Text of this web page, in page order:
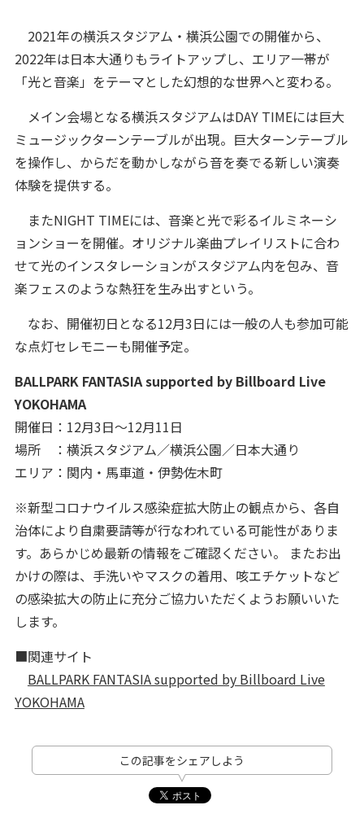
2021年の横浜スタジアム・横浜公園での開催から、
2022年は日本大通りもライトアップし、エリア一帯が
「光と音楽」をテーマとした幻想的な世界へと変わる。
メイン会場となる横浜スタジアムはDAY TIMEには巨大
ミュージックターンテーブルが出現。巨大ターンテーブル
を操作し、からだを動かしながら音を奏でる新しい演奏
体験を提供する。
またNIGHT TIMEには、音楽と光で彩るイルミネーシ
ョンショーを開催。オリジナル楽曲プレイリストに合わ
せて光のインスタレーションがスタジアム内を包み、音
楽フェスのような熱狂を生み出すという。
なお、開催初日となる12月3日には一般の人も参加可能
な点灯セレモニーも開催予定。
BALLPARK FANTASIA supported by Billboard Live
YOKOHAMA
開催日：12月3日～12月11日
場所 ：横浜スタジアム／横浜公園／日本大通り
エリア：関内・馬車道・伊勢佐木町
※新型コロナウイルス感染症拡大防止の観点から、各自
治体により自粛要請等が行なわれている可能性がありま
す。あらかじめ最新の情報をご確認ください。 またお出
かけの際は、手洗いやマスクの着用、咳エチケットなど
の感染拡大の防止に充分ご協力いただくようお願いいた
します。
■関連サイト
BALLPARK FANTASIA supported by Billboard Live
YOKOHAMA
この記事をシェアしよう